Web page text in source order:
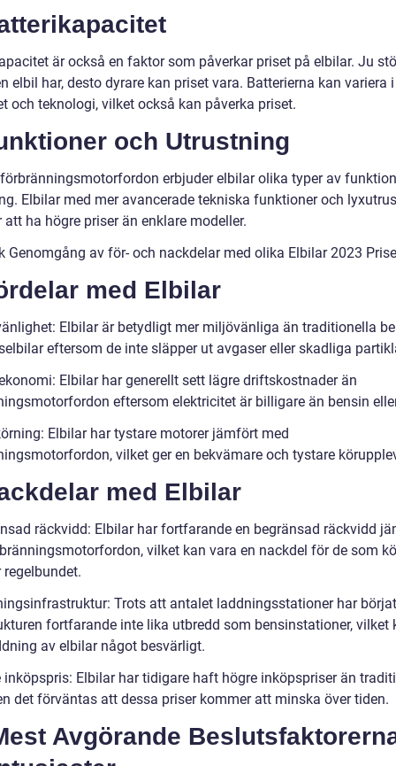
är också en faktor som påverkar priset på elbilar. Ju
elbil har, desto dyrare kan priset vara. Batterierna kan variera i
och teknologi, vilket också kan påverka priset.
och Utrustning
erbjuder elbilar olika typer av
Elbilar med mer avancerade tekniska funktioner och
att ha högre priser än enklare modeller.
Genomgång av för- och nackdelar med olika Elbilar 2023
med Elbilar
Elbilar är betydligt mer miljövänliga än traditionella
eftersom de inte släpper ut avgaser eller skadliga
Elbilar har generellt sett lägre driftskostnader än
eftersom elektricitet är billigare än bensin
Elbilar har tystare motorer jämfört med
vilket ger en bekvämare och tystare
med Elbilar
räckvidd: Elbilar har fortfarande en begränsad räckvidd
vilket kan vara en nackdel för de som
Trots att antalet laddningsstationer har
fortfarande inte lika utbredd som bensinstationer, vilket
av elbilar något besvärligt.
inköpspris: Elbilar har tidigare haft högre inköpspriser än
det förväntas att dessa priser kommer att minska över tiden.
Avgörande